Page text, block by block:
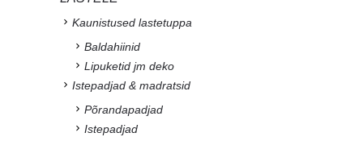
Kaunistused lastetuppa
Baldahiinid
Lipuketid jm deko
Istepadjad & madratsid
Põrandapadjad
Istepadjad